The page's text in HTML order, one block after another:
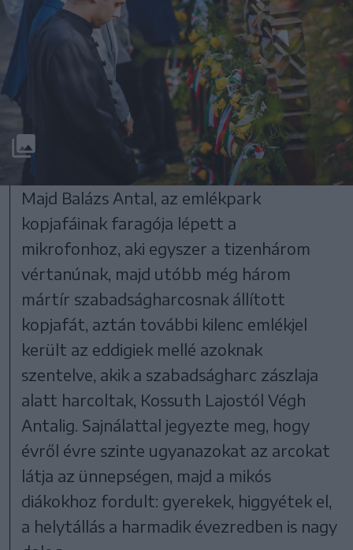
Majd Balázs Antal, az emlékpark
kopjafáinak faragója lépett a
mikrofonhoz, aki egyszer a tizenhárom
vértanúnak, majd utóbb még három
mártír szabadságharcosnak állított
kopjafát, aztán további kilenc emlékjel
került az eddigiek mellé azoknak
szentelve, akik a szabadságharc zászlaja
alatt harcoltak, Kossuth Lajostól Végh
Antalig. Sajnálattal jegyezte meg, hogy
évről évre szinte ugyanazokat az arcokat
látja az ünnepségen, majd a mikós
diákokhoz fordult: gyerekek, higgyétek el,
a helytállás a harmadik évezredben is nagy